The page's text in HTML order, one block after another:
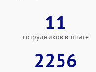
11
сотрудников в штате
2256